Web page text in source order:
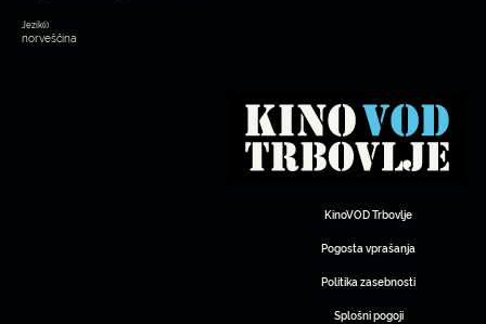
Jezik(i)
norveščina
KinoVOD Trbovlje
Pogosta vprašanja
Politika zasebnosti
Splošni pogoji